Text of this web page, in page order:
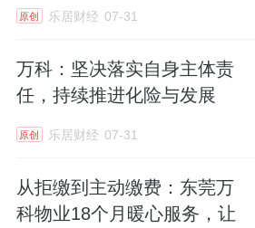
原创 乐居财经 07-31
万科：坚决落实自身主体责
任，持续推进化险与发展
原创 乐居财经 07-31
从拒缴到主动缴费：东莞万
科物业18个月暖心服务，让